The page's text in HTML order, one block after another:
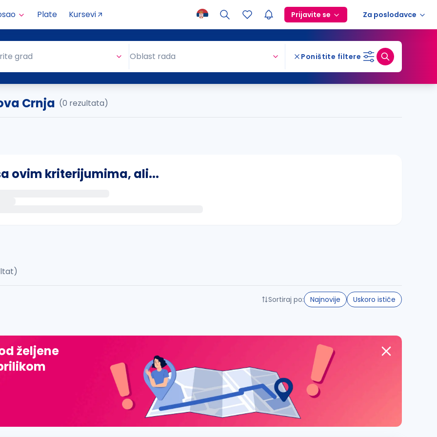
Plate Kursevi Prijavite se Za poslodavce
grad Oblast rada Poništite filtere
Crnja (0 rezultata)
ovim kriterijumima, ali...
đ, ž, dž)
Sortiraj po: Najnovije Uskoro ističe
željene